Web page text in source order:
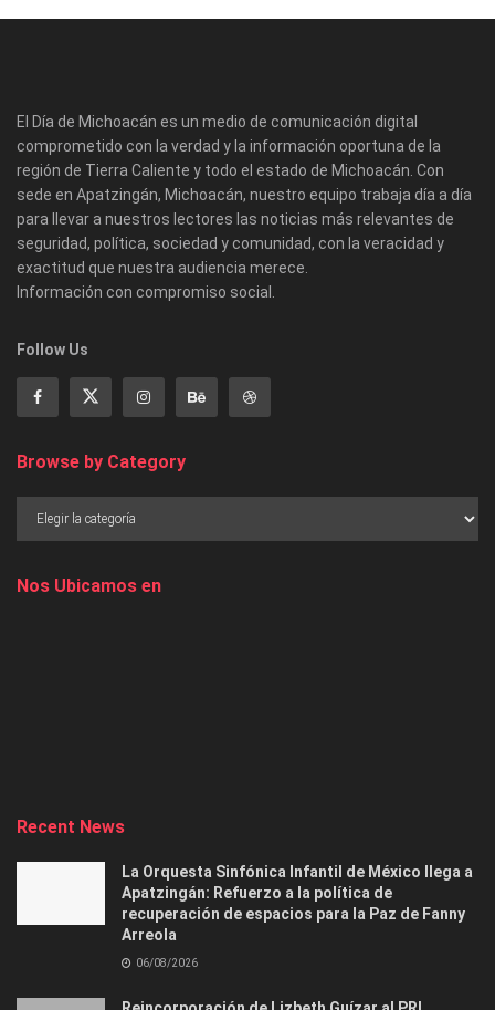
El Día de Michoacán es un medio de comunicación digital
comprometido con la verdad y la información oportuna de la
región de Tierra Caliente y todo el estado de Michoacán. Con
sede en Apatzingán, Michoacán, nuestro equipo trabaja día a día
para llevar a nuestros lectores las noticias más relevantes de
seguridad, política, sociedad y comunidad, con la veracidad y
exactitud que nuestra audiencia merece.
Información con compromiso social.
Follow Us
Browse by Category
Nos Ubicamos en
Recent News
La Orquesta Sinfónica Infantil de México llega a
Apatzingán: Refuerzo a la política de
recuperación de espacios para la Paz de Fanny
Arreola
06/08/2026